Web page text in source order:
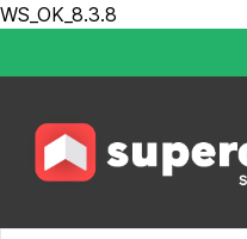
WS_OK_8.3.8